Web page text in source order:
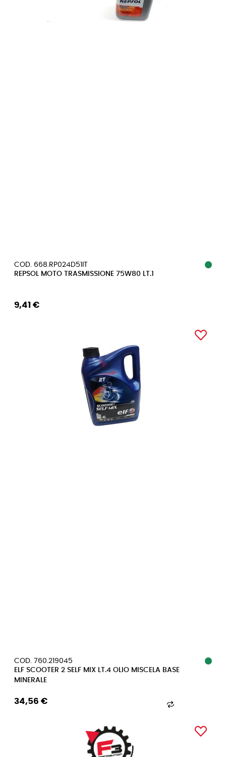
COD. 668.RP024D51IT
REPSOL MOTO TRASMISSIONE 75W80 LT.1
9,41 €
COD. 760.219045
ELF SCOOTER 2 SELF MIX LT.4 OLIO MISCELA BASE
MINERALE
34,56 €